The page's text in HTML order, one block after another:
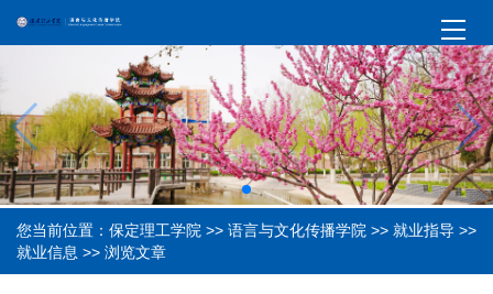
您当前位置： 保定理工学院 >> 语言与文化传播学院 >> 就业指导 >>
就业信息 >> 浏览文章